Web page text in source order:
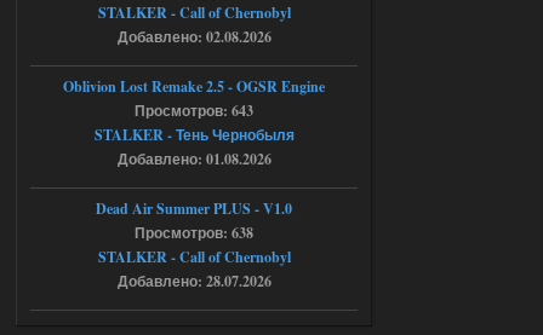
Доступно только для пользователей
Ответить ➤
04.08.2026
Объединенный Пак 2 + OGSR +
STCoP WP 3.4
17:08
Stalker-Mods-Clan-su
STALKER - Call of Chernobyl
Добавлено: 02.08.2026
Oblivion Lost Remake 2.5 - OGSR Engine
Просмотров: 643
STALKER - Тень Чернобыля
Добавлено: 01.08.2026
Dead Air Summer PLUS - V1.0
Просмотров: 638
STALKER - Call of Chernobyl
Добавлено: 28.07.2026